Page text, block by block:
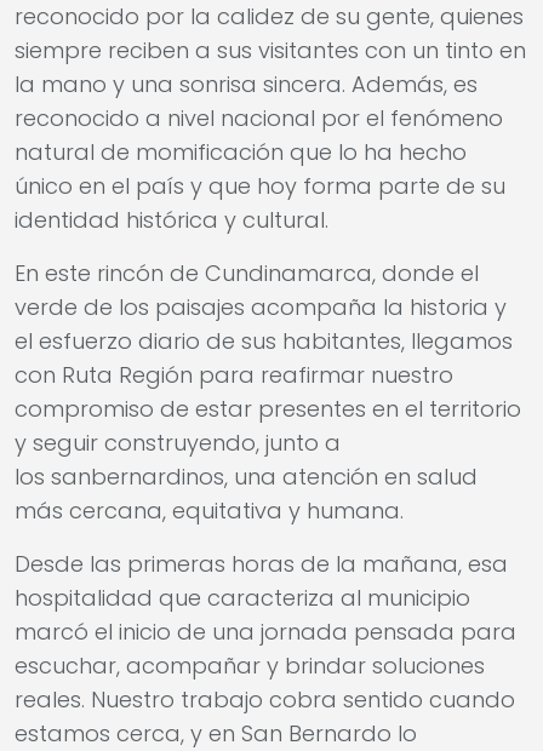
reconocido por la calidez de su gente, quienes
siempre reciben a sus visitantes con un tinto en
la mano y una sonrisa sincera. Además, es
reconocido a nivel nacional por el fenómeno
natural de momificación que lo ha hecho
único en el país y que hoy forma parte de su
identidad histórica y cultural.
En este rincón de Cundinamarca, donde el
verde de los paisajes acompaña la historia y
el esfuerzo diario de sus habitantes, llegamos
con Ruta Región para reafirmar nuestro
compromiso de estar presentes en el territorio
y seguir construyendo, junto a
los sanbernardinos, una atención en salud
más cercana, equitativa y humana.
Desde las primeras horas de la mañana, esa
hospitalidad que caracteriza al municipio
marcó el inicio de una jornada pensada para
escuchar, acompañar y brindar soluciones
reales. Nuestro trabajo cobra sentido cuando
estamos cerca, y en San Bernardo lo